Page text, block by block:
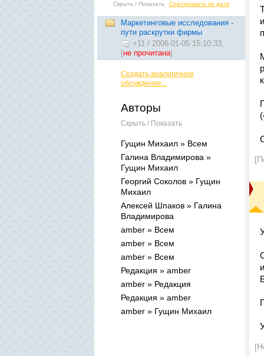
Скрыть / Показать Сортировать по дате
Маркетинговые исследования -
пути раскрутки фирмы
+11 / 2006-01-05 15:10:33,
[не прочитана]
Создать аналогичное
обсуждение...
Авторы
Скрыть / Показать
Гущин Михаил » Всем
Галина Владимирова »
Гущин Михаил
Георгий Соколов » Гущин
Михаил
Алексей Шпаков » Галина
Владимирова
amber » Всем
amber » Всем
amber » Всем
Редакция » amber
amber » Редакция
Редакция » amber
amber » Гущин Михаил